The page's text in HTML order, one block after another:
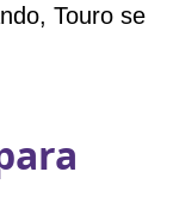
Touro se